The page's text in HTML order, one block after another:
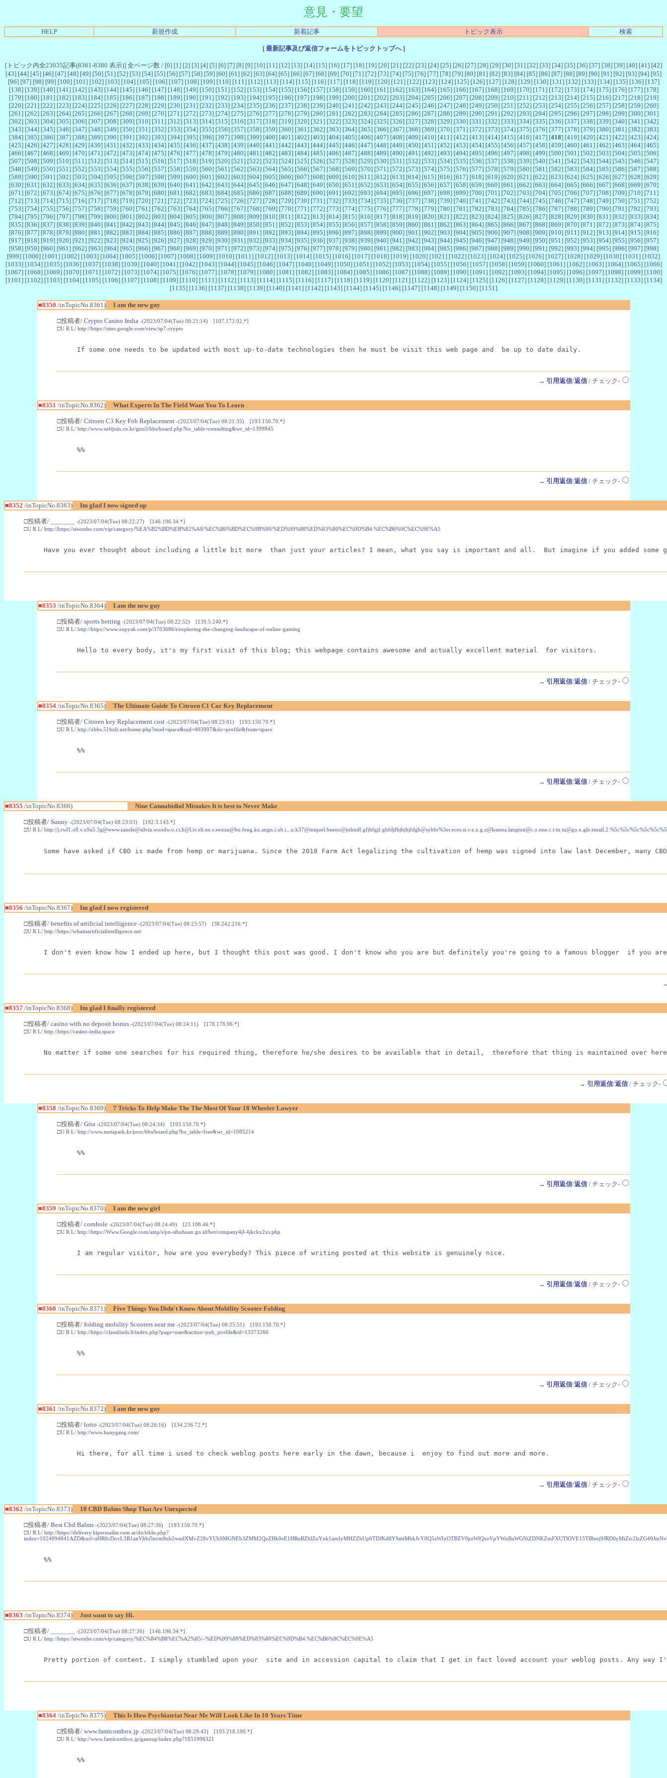
意見・要望
HELP 新規作成 新着記事 トピック表示 検索
[最新記事及び返信フォームをトピックトップへ]
[トピック内全23035記事(8361-8380 表示)] 全ページ数 / [0] [1 ] [2] [3] [4] [5] [6] [7] [8] [9] [10] [11 ] [12] [13] [14] [15] [16] [17] [18] [19] [20] [21 ] [22] [23] [24] [25] [26] [27] [28] [29] [30] [31 ] [32] [33] [34] [35] [36] [37] [38] [39] [40] [41 ] [42]
[43] [44] [45] [46] [47] [48] [49] [50] [51 ] [52] [53] [54] [55] [56] [57] [58] [59] [60] [61 ] [62] [63] [64] [65] [66] [67] [68] [69] [70] [71 ] [72] [73] [74] [75] [76] [77] [78] [79] [80] [81 ] [82] [83] [84] [85] [86] [87] [88] [89] [90] [91 ] [92] [93] [94] [95]
[96] [97] [98] [99] [100] [101 ] [102] [103] [104] [105] [106] [107] [108] [109] [110] [111 ] [112] [113] [114] [115] [116] [117] [118] [119] [120] [121 ] [122] [123] [124] [125] [126] [127] [128] [129] [130] [131 ] [132] [133] [134] [135] [136] [137]
[138] [139] [140] [141 ] [142] [143] [144] [145] [146] [147] [148] [149] [150] [151 ] [152] [153] [154] [155] [156] [157] [158] [159] [160] [161 ] [162] [163] [164] [165] [166] [167] [168] [169] [170] [171 ] [172] [173] [174] [175] [176] [177] [178]
[179] [180] [181 ] [182] [183] [184] [185] [186] [187] [188] [189] [190] [191 ] [192] [193] [194] [195] [196] [197] [198] [199] [200] [201 ] [202] [203] [204] [205] [206] [207] [208] [209] [210] [211 ] [212] [213] [214] [215] [216] [217] [218] [219]
[220] [221 ] [222] [223] [224] [225] [226] [227] [228] [229] [230] [231 ] [232] [233] [234] [235] [236] [237] [238] [239] [240] [241 ] [242] [243] [244] [245] [246] [247] [248] [249] [250] [251 ] [252] [253] [254] [255] [256] [257] [258] [259] [260]
[261 ] [262] [263] [264] [265] [266] [267] [268] [269] [270] [271 ] [272] [273] [274] [275] [276] [277] [278] [279] [280] [281 ] [282] [283] [284] [285] [286] [287] [288] [289] [290] [291 ] [292] [293] [294] [295] [296] [297] [298] [299] [300] [301 ]
[302] [303] [304] [305] [306] [307] [308] [309] [310] [311 ] [312] [313] [314] [315] [316] [317] [318] [319] [320] [321 ] [322] [323] [324] [325] [326] [327] [328] [329] [330] [331 ] [332] [333] [334] [335] [336] [337] [338] [339] [340] [341 ] [342]
[343] [344] [345] [346] [347] [348] [349] [350] [351 ] [352] [353] [354] [355] [356] [357] [358] [359] [360] [361 ] [362] [363] [364] [365] [366] [367] [368] [369] [370] [371 ] [372] [373] [374] [375] [376] [377] [378] [379] [380] [381 ] [382] [383]
[384] [385] [386] [387] [388] [389] [390] [391 ] [392] [393] [394] [395] [396] [397] [398] [399] [400] [401 ] [402] [403] [404] [405] [406] [407] [408] [409] [410] [411 ] [412] [413] [414] [415] [416] [417] [418] [419] [420] [421 ] [422] [423] [424]
[425] [426] [427] [428] [429] [430] [431 ] [432] [433] [434] [435] [436] [437] [438] [439] [440] [441 ] [442] [443] [444] [445] [446] [447] [448] [449] [450] [451 ] [452] [453] [454] [455] [456] [457] [458] [459] [460] [461 ] [462] [463] [464] [465]
[466] [467] [468] [469] [470] [471 ] [472] [473] [474] [475] [476] [477] [478] [479] [480] [481 ] [482] [483] [484] [485] [486] [487] [488] [489] [490] [491 ] [492] [493] [494] [495] [496] [497] [498] [499] [500] [501 ] [502] [503] [504] [505] [506]
[507] [508] [509] [510] [511 ] [512] [513] [514] [515] [516] [517] [518] [519] [520] [521 ] [522] [523] [524] [525] [526] [527] [528] [529] [530] [531 ] [532] [533] [534] [535] [536] [537] [538] [539] [540] [541 ] [542] [543] [544] [545] [546] [547]
[548] [549] [550] [551 ] [552] [553] [554] [555] [556] [557] [558] [559] [560] [561 ] [562] [563] [564] [565] [566] [567] [568] [569] [570] [571 ] [572] [573] [574] [575] [576] [577] [578] [579] [580] [581 ] [582] [583] [584] [585] [586] [587] [588]
[589] [590] [591 ] [592] [593] [594] [595] [596] [597] [598] [599] [600] [601 ] [602] [603] [604] [605] [606] [607] [608] [609] [610] [611 ] [612] [613] [614] [615] [616] [617] [618] [619] [620] [621 ] [622] [623] [624] [625] [626] [627] [628] [629]
[630] [631 ] [632] [633] [634] [635] [636] [637] [638] [639] [640] [641 ] [642] [643] [644] [645] [646] [647] [648] [649] [650] [651 ] [652] [653] [654] [655] [656] [657] [658] [659] [660] [661 ] [662] [663] [664] [665] [666] [667] [668] [669] [670]
[671 ] [672] [673] [674] [675] [676] [677] [678] [679] [680] [681 ] [682] [683] [684] [685] [686] [687] [688] [689] [690] [691 ] [692] [693] [694] [695] [696] [697] [698] [699] [700] [701 ] [702] [703] [704] [705] [706] [707] [708] [709] [710] [711 ]
[712] [713] [714] [715] [716] [717] [718] [719] [720] [721 ] [722] [723] [724] [725] [726] [727] [728] [729] [730] [731 ] [732] [733] [734] [735] [736] [737] [738] [739] [740] [741 ] [742] [743] [744] [745] [746] [747] [748] [749] [750] [751 ] [752]
[753] [754] [755] [756] [757] [758] [759] [760] [761 ] [762] [763] [764] [765] [766] [767] [768] [769] [770] [771 ] [772] [773] [774] [775] [776] [777] [778] [779] [780] [781 ] [782] [783] [784] [785] [786] [787] [788] [789] [790] [791 ] [792] [793]
[794] [795] [796] [797] [798] [799] [800] [801 ] [802] [803] [804] [805] [806] [807] [808] [809] [810] [811 ] [812] [813] [814] [815] [816] [817] [818] [819] [820] [821 ] [822] [823] [824] [825] [826] [827] [828] [829] [830] [831 ] [832] [833] [834]
[835] [836] [837] [838] [839] [840] [841 ] [842] [843] [844] [845] [846] [847] [848] [849] [850] [851 ] [852] [853] [854] [855] [856] [857] [858] [859] [860] [861 ] [862] [863] [864] [865] [866] [867] [868] [869] [870] [871 ] [872] [873] [874] [875]
[876] [877] [878] [879] [880] [881 ] [882] [883] [884] [885] [886] [887] [888] [889] [890] [891 ] [892] [893] [894] [895] [896] [897] [898] [899] [900] [901 ] [902] [903] [904] [905] [906] [907] [908] [909] [910] [911 ] [912] [913] [914] [915] [916]
[917] [918] [919] [920] [921 ] [922] [923] [924] [925] [926] [927] [928] [929] [930] [931 ] [932] [933] [934] [935] [936] [937] [938] [939] [940] [941 ] [942] [943] [944] [945] [946] [947] [948] [949] [950] [951 ] [952] [953] [954] [955] [956] [957]
[958] [959] [960] [961 ] [962] [963] [964] [965] [966] [967] [968] [969] [970] [971 ] [972] [973] [974] [975] [976] [977] [978] [979] [980] [981 ] [982] [983] [984] [985] [986] [987] [988] [989] [990] [991 ] [992] [993] [994] [995] [996] [997] [998]
[999] [1000] [1001 ] [1002] [1003] [1004] [1005] [1006] [1007] [1008] [1009] [1010] [1011 ] [1012] [1013] [1014] [1015] [1016] [1017] [1018] [1019] [1020] [1021 ] [1022] [1023] [1024] [1025] [1026] [1027] [1028] [1029] [1030] [1031 ] [1032]
[1033] [1034] [1035] [1036] [1037] [1038] [1039] [1040] [1041 ] [1042] [1043] [1044] [1045] [1046] [1047] [1048] [1049] [1050] [1051 ] [1052] [1053] [1054] [1055] [1056] [1057] [1058] [1059] [1060] [1061 ] [1062] [1063] [1064] [1065] [1066]
[1067] [1068] [1069] [1070] [1071 ] [1072] [1073] [1074] [1075] [1076] [1077] [1078] [1079] [1080] [1081 ] [1082] [1083] [1084] [1085] [1086] [1087] [1088] [1089] [1090] [1091 ] [1092] [1093] [1094] [1095] [1096] [1097] [1098] [1099] [1100]
[1101 ] [1102] [1103] [1104] [1105] [1106] [1107] [1108] [1109] [1110] [1111 ] [1112] [1113] [1114] [1115] [1116] [1117] [1118] [1119] [1120] [1121 ] [1122] [1123] [1124] [1125] [1126] [1127] [1128] [1129] [1130] [1131 ] [1132] [1133] [1134]
[1135] [1136] [1137] [1138] [1139] [1140] [1141 ] [1142] [1143] [1144] [1145] [1146] [1147] [1148] [1149] [1150] [1151 ]
■8350 /inTopicNo.8361) I am the new guy
□投稿者/ Crypto Casino India -(2023/07/04(Tue) 08:21:14) [107.173.92.*]
□U R L/ http://https://sites.google.com/view/sp7-crypto
If some one needs to be updated with most up-to-date technologies then he must be visit this web page and  be up to date daily.
→ 引用返信/返信/ チェック-
■8351 /inTopicNo.8362) What Experts In The Field Want You To Learn
□投稿者/ Citroen C3 Key Fob Replacement -(2023/07/04(Tue) 08:21:35) [193.150.70.*]
□U R L/ http://www.softjoin.co.kr/gnu5/bbs/board.php?bo_table=consulting&wr_id=1399845
%%
→ 引用返信/返信/ チェック-
■8352 /inTopicNo.8363) Im glad I now signed up
□投稿者/
-(2023/07/04(Tue) 08:22:27) [146.196.34.*]
□U R L/ http://https://siwonhe.com/vip/category/%EA%B2%BD%EB%82%A8/%EC%B0%BD%EC%9B%90/%ED%99%88%ED%83%80%EC%9D%B4.%EC%B6%9C%EC%9E%A5
Have you ever thought about including a little bit more  than just your articles? I mean, what you say is important and all.  But imagine if you added
■8353 /inTopicNo.8364) I am the new guy
□投稿者/ sports betting -(2023/07/04(Tue) 08:22:52) [139.5.240.*]
□U R L/ http://https://www.zupyak.com/p/3703686/t/exploring-the-changing-landscape-of-online-gaming
Hello to every body, it's my first visit of this blog; this webpage contains awesome and actually excellent material  for visitors.
→ 引用返信/返信/ チェック-
■8354/inTopicNo.8365) The Ultimate Guide To Citroen C1 Car Key Replacement
□投稿者/ Citroen key Replacement cost -(2023/07/04(Tue) 08:23:01) [193.150.70.*]
□U R L/ http://xbbs.51huli.net/home.php?mod=space&uid=403907&do=profile&from=space
%%
→ 引用返信/返信/ チェック-
■8355 /inTopicNo.8366) Nine Cannabidiol Mistakes It is best to Never Make
□投稿者/ Sunny -(2023/07/04(Tue) 08:23:03) [192.3.143.*]
□U R L/ http://
Some have asked if CBD is made from hemp or marijuana. Since the 2018 Farm Act legalizing the cultivation of hemp was signed into law last December,
■8356 /inTopicNo.8367) Im glad I now registered
□投稿者/ benefits of artificial intelligence -(2023/07/04(Tue) 08:23:57) [38.242.216.*]
□U R L/ http://https://whatisartificialintelligence.net
I don't even know how I ended up here, but I thought this post was good. I don't know who you are but definitely you're going to a famous blogger  if you
■8357 /inTopicNo.8368) Im glad I finally registered
□投稿者/ casino with no deposit bonus -(2023/07/04(Tue) 08:24:11) [178.178.96.*]
□U R L/ http://https://casino-india.space
No matter if some one searches for his required thing, therefore he/she desires to be available that in detail,  therefore that thing is maintained over
→ 引用返信/返信 / チェック-
■8358 /inTopicNo.8369) 7 Tricks To Help Make The The Most Of Your 18 Wheeler Lawyer
□投稿者/ Gita -(2023/07/04(Tue) 08:24:34) [193.150.70.*]
□U R L/ http://www.metapark.kr/proc/bbs/board.php?bo_table=free&wr_id=1085214
%%
→ 引用返信/返信/ チェック-
■8359 /inTopicNo.8370) I am the new girl
□投稿者/ cornhole -(2023/07/04(Tue) 08:24:49) [23.108.46.*]
□U R L/ http://https://Www.Google.com/amp/s/pn-sibuhuan.go.id/bet/company4jl-4jkckx2xs.php
I am regular visitor, how are you everybody? This piece of writing posted at this website is genuinely nice.
→ 引用返信/返信/ チェック-
■8360 /inTopicNo.8371) Five Things You Didn't Know About Mobility Scooter Folding
□投稿者/ folding mobility Scooters near me -(2023/07/04(Tue) 08:25:51) [193.150.70.*]
□U R L/ http://https://classifieds.lt/index.php?page=user&action=pub_profile&id=13373266
%%
→ 引用返信/返信/ チェック-
■8361 /inTopicNo.8372) I am the new guy
□投稿者/ lotto -(2023/07/04(Tue) 08:26:16) [134.236.72.*]
□U R L/ http://www.huaygang.com/
Hi there, for all time i used to check weblog posts here early in the dawn, because i  enjoy to find out more and more.
→ 引用返信/返信/ チェック-
■8362 /inTopicNo.8373) 10 CBD Balms Shop That Are Unexpected
□投稿者/ Best Cbd Balms -(2023/07/04(Tue) 08:27:36) [193.150.70.*]
□U R L/ http://https://delivery.hipermailer.com.ar/do/trkln.php?
%%
■8363 /inTopicNo.8374) Just want to say Hi.
□投稿者/
-(2023/07/04(Tue) 08:27:36) [146.196.34.*]
□U R L/ http://https://siwonhe.com/vip/category/%EC%84%B8%EC%A2%85/-/%ED%99%88%ED%83%80%EC%9D%B4.%EC%B6%9C%EC%9E%A5
Pretty portion of content. I simply stumbled upon your  site and in accession capital to claim that I get in fact loved account your weblog posts. Any
■8364/inTopicNo.8375) This Is How Psychiatriat Near Me Will Look Like In 10 Years Time
□投稿者/ www.famicombox.jp -(2023/07/04(Tue) 08:29:43) [193.218.190.*]
□U R L/ http://www.famicombox.jp/gazoup/index.php?1651996321
%%